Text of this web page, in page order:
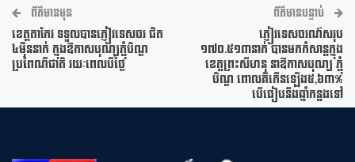
ព័ត៌មានមុន
ខេត្តតាកែវ ទទួលបានភ្ញៀវទេសចរ ជិត
៤ម៉ឺននាក់ ក្នុងឱកាសបុណ្យភ្ជុំបិណ្ឌ
ប្រពៃណីជាតិ រយៈពេលបីថ្ងៃ
ព័ត៌មានបន្ទាប់
ភ្ញៀវទេសចរណ៍សរុប
១៧០.៥១៣នាក់ បានមកកំសាន្តក្នុង
ខេត្តព្រះសីហនុ នាឱកាសបុណ្យ ភ្ជុំ
បិណ្ឌ ពោលគឺកើនឡើង៥,៦៣%
បើធៀបនឹងឆ្នាំកន្លងទៅ